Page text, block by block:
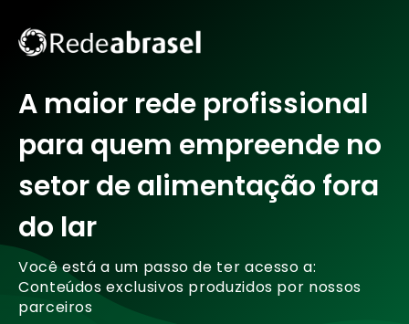
A maior rede profissional
para quem empreende no
setor de alimentação fora
do lar
Você está a um passo de ter acesso a:
Conteúdos exclusivos produzidos por nossos
parceiros